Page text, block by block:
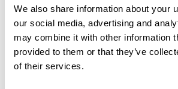
We also share information about your
our social media, advertising and
may combine it with other information
provided to them or that they’ve
of their services.
Aggiungi una